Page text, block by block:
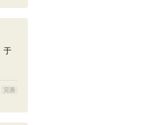
于
完善